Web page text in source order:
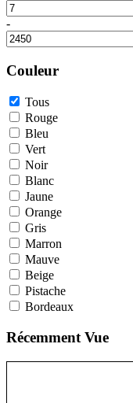
-
Couleur
Tous
Rouge
Bleu
Vert
Noir
Blanc
Jaune
Orange
Gris
Marron
Mauve
Beige
Pistache
Bordeaux
Récemment Vue